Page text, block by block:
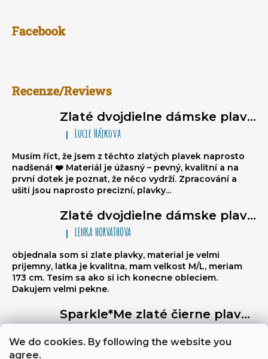
We do cookies. By following the website you
agree.
Facebook
Recenze/Reviews
Zlaté dvojdielne dámske plavky typu brazilky Sparkle*Me – bikiny na viazanie, volánikové brazilky
Hodnotenie produktu je 5 z 5 hviezdičiek.
| Lucie Hájkova
Musím říct, že jsem z těchto zlatých plavek naprosto
nadšená! ❤️ Materiál je úžasný – pevný, kvalitní a na
první dotek je poznat, že něco vydrží. Zpracování a
ušití jsou naprosto precizní, plavky...
Zlaté dvojdielne dámske plavky typu brazilky Sparkle*Me – bikiny na viazanie, volánikové brazilky
Hodnotenie produktu je 5 z 5 hviezdičiek.
| LENKA HORVATHOVA
objednala som si zlate plavky, material je velmi
prijemny, latka je kvalitna, mam velkost M/L, meriam
173 cm. Tesim sa ako si ich konecne obleciem.
Dakujem velmi pekne.
Sparkle*Me zlaté čierne plavky s vysokým pásom – brazílske nohavičky s prešívaním na zadnej strane, ktoré sa dajú preložiť na boky, so zlatým lemovaním
Hodnotenie produktu je 5 z 5 hviezdičiek.
Výborně stahují břicho, a zezadu jsou velmi sexy